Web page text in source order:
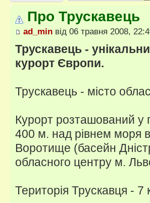
Про Трускавець
ad_min від 06 травня 2008,
Трускавець -
курорт Європи.
Трускавець - місто
Курорт розташований у
400 м. над рівнем моря в
Воротище (басейн
обласного центру м.
Територія Трускавця - 7